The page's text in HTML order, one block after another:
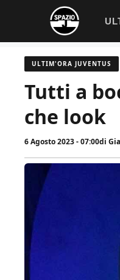
contenuto
ULTIM'ORA JUVENTUS
Tutti a
che look
6 Agosto 2023 - 07:00di